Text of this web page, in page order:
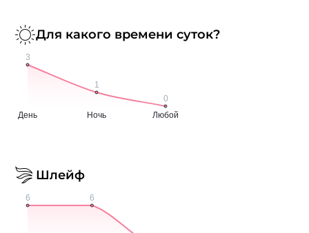
Для какого времени суток?
Шлейф